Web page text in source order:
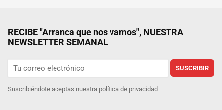
RECIBE "Arranca que nos vamos", NUESTRA
NEWSLETTER SEMANAL
SUSCRIBIR
Suscribiéndote aceptas nuestra política de privacidad